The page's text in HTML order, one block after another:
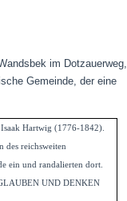
im Dotzauerweg,
Gemeinde, der eine
Hartwig (1776-1842).
des reichsweiten
ein und randalierten dort.
UND DENKEN